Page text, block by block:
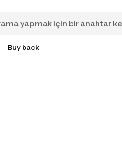
Buy back